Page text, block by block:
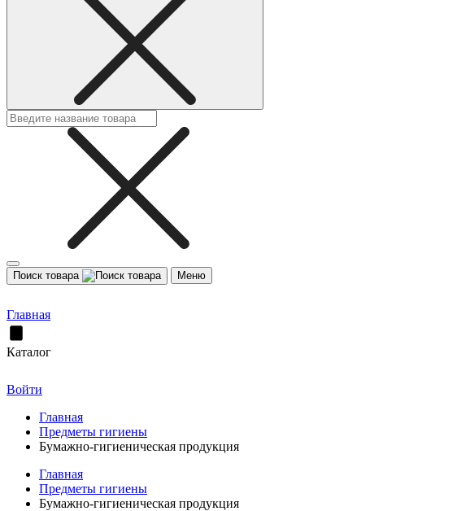
Поиск товара Меню
Главная
Каталог
Войти
Главная
Предметы гигиены
Бумажно-гигиеническая продукция
Главная
Предметы гигиены
Бумажно-гигиеническая продукция